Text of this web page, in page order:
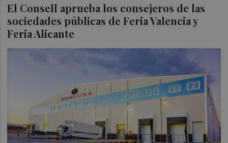
El Consell aprueba los consejeros de las
sociedades públicas de Feria Valencia y
Feria Alicante